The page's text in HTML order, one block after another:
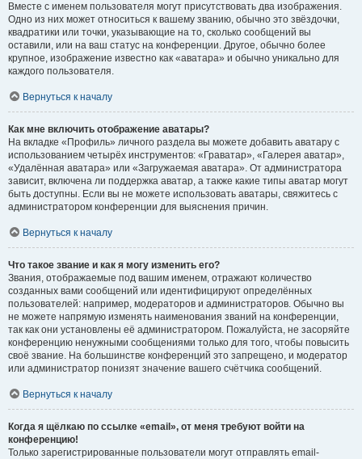
Вместе с именем пользователя могут присутствовать два изображения.
Одно из них может относиться к вашему званию, обычно это звёздочки,
квадратики или точки, указывающие на то, сколько сообщений вы
оставили, или на ваш статус на конференции. Другое, обычно более
крупное, изображение известно как «аватара» и обычно уникально для
каждого пользователя.
Вернуться к началу
Как мне включить отображение аватары?
На вкладке «Профиль» личного раздела вы можете добавить аватару с
использованием четырёх инструментов: «Граватар», «Галерея аватар»,
«Удалённая аватара» или «Загружаемая аватара». От администратора
зависит, включена ли поддержка аватар, а также какие типы аватар могут
быть доступны. Если вы не можете использовать аватары, свяжитесь с
администратором конференции для выяснения причин.
Вернуться к началу
Что такое звание и как я могу изменить его?
Звания, отображаемые под вашим именем, отражают количество
созданных вами сообщений или идентифицируют определённых
пользователей: например, модераторов и администраторов. Обычно вы
не можете напрямую изменять наименования званий на конференции,
так как они установлены её администратором. Пожалуйста, не засоряйте
конференцию ненужными сообщениями только для того, чтобы повысить
своё звание. На большинстве конференций это запрещено, и модератор
или администратор понизят значение вашего счётчика сообщений.
Вернуться к началу
Когда я щёлкаю по ссылке «email», от меня требуют войти на
конференцию!
Только зарегистрированные пользователи могут отправлять email-